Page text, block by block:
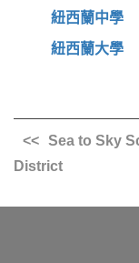
紐西蘭中學
紐西蘭大學
Sea to Sky
District